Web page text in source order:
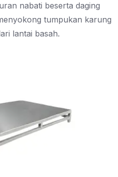
nabati beserta daging
tumpukan karung
lantai basah.